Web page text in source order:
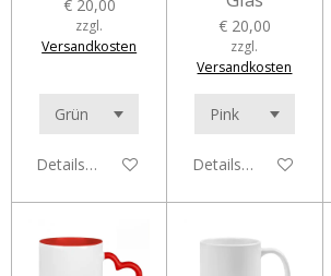
€ 20,00
zzgl.
Versandkosten
Details anzeigen
€ 20,00
zzgl.
Versandkosten
Details anzeigen